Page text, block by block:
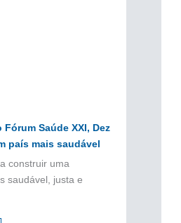
Saúde XXI, Dez
país mais saudável
construir uma
saudável, justa e